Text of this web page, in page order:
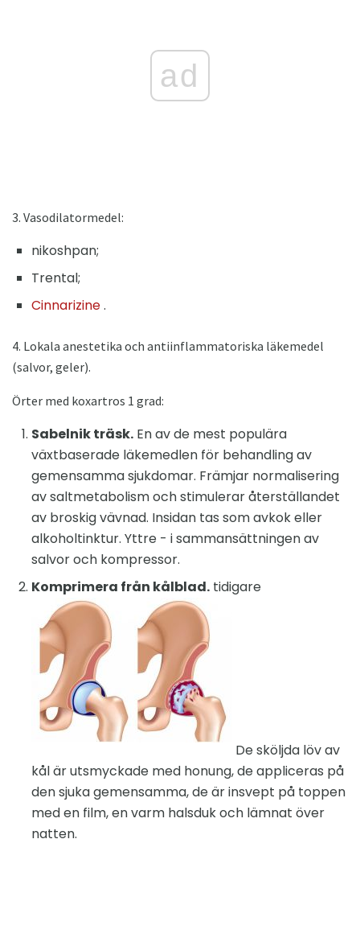
ad
3. Vasodilatormedel:
nikoshpan;
Trental;
Cinnarizine.
4. Lokala anestetika och antiinflammatoriska läkemedel
(salvor, geler).
Örter med koxartros 1 grad:
Sabelnik träsk. En av de mest populära
växtbaserade läkemedlen för behandling av
gemensamma sjukdomar. Främjar normalisering
av saltmetabolism och stimulerar återställandet
av broskig vävnad. Insidan tas som avkok eller
alkoholtinktur. Yttre - i sammansättningen av
salvor och kompressor.
Komprimera från kålblad. tidigare
De sköljda löv av
kål är utsmyckade med honung, de appliceras på
den sjuka gemensamma, de är insvept på toppen
med en film, en varm halsduk och lämnat över
natten.